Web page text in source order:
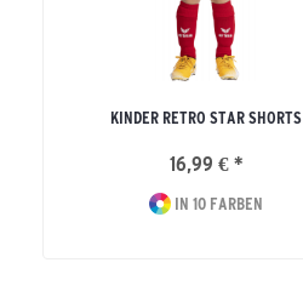
KINDER RETRO STAR SHORTS
16,99 € *
IN 10 FARBEN